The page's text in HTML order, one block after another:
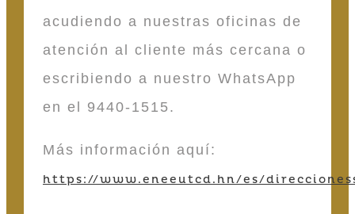
acudiendo a nuestras oficinas de
atención al cliente más cercana o
escribiendo a nuestro WhatsApp
en el 9440-1515.
Más información aquí:
https://www.eneeutcd.hn/es/